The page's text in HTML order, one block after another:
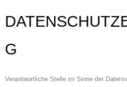
G
Verantwortliche Stelle im Sinne der